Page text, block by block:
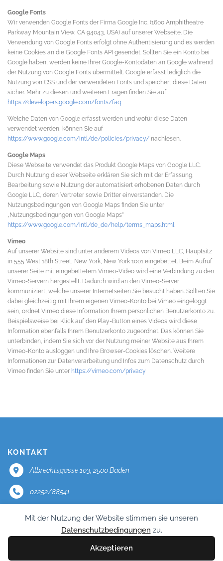
Mit der Nutzung der Website stimmen sie unseren
Datenschutzbedingungen zu.
Akzeptieren
Google Fonts
Wir verwenden Google Fonts der Firma Google Inc. (1600 Amphitheatre
Parkway Mountain View, CA 94043, USA) auf unserer Webseite. Die
Verwendung von Google Fonts erfolgt ohne Authentisierung und es werden
keine Cookies an die Google Fonts API gesendet. Sollten Sie ein Konto bei
Google haben, werden keine Ihrer Google-Kontodaten an Google während
der Nutzung von Google Fonts übermittelt. Google erfasst lediglich die
Nutzung von CSS und der verwendeten Fonts und speichert diese Daten
sicher. Mehr zu diesen und weiteren Fragen finden Sie auf
https://developers.google.com/fonts/faq
Welche Daten von Google erfasst werden und wofür diese Daten
verwendet werden, können Sie auf
https://www.google.com/intl/de/policies/privacy/ nachlesen.
Google Maps
Diese Webseite verwendet das Produkt Google Maps von Google LLC.
Durch Nutzung dieser Webseite erklären Sie sich mit der Erfassung,
Bearbeitung sowie Nutzung der automatisiert erhobenen Daten durch
Google LLC, deren Vertreter sowie Dritter einverstanden. Die
Nutzungsbedingungen von Google Maps finden Sie unter
„Nutzungsbedingungen von Google Maps”
https://www.google.com/intl/de_de/help/terms_maps.html
Vimeo
Auf unserer Website sind unter anderem Videos von Vimeo LLC, Hauptsitz
in 555 West 18th Street, New York, New York 1001 eingebettet. Beim Aufruf
unserer Seite mit eingebettetem Vimeo-Video wird eine Verbindung zu den
Vimeo-Servern hergestellt. Dadurch wird an den Vimeo-Server
kommuniziert, welche unserer Internetseiten Sie besucht haben. Sollten Sie
dabei gleichzeitig mit Ihrem eigenen Vimeo-Konto bei Vimeo eingeloggt
sein, ordnet Vimeo diese Information Ihrem persönlichen Benutzerkonto zu.
Beispielsweise bei Klick auf den Play-Button eines Videos wird diese
Information ebenfalls Ihrem Benutzerkonto zugeordnet. Das können Sie
unterbinden, indem Sie sich vor der Nutzung meiner Website aus Ihrem
Vimeo-Konto ausloggen und Ihre Browser-Cookies löschen. Weitere
Informationen zur Datenverarbeitung und Infos zum Datenschutz durch
Vimeo finden Sie unter https://vimeo.com/privacy
KONTAKT
Albrechtsgasse 103, 2500 Baden
02252/88541
office@mercator.at
Impressum
Datenschutz